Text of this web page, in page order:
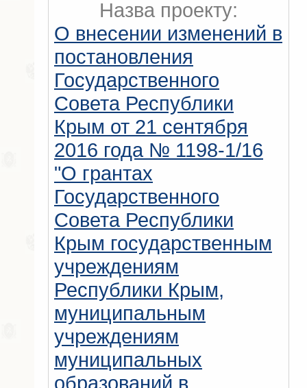
Назва проекту:
О внесении изменений в
постановления
Государственного
Совета Республики
Крым от 21 сентября
2016 года № 1198-1/16
"О грантах
Государственного
Совета Республики
Крым государственным
учреждениям
Республики Крым,
муниципальным
учреждениям
муниципальных
образований в